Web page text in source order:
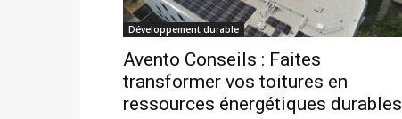
Développement durable
Avento Conseils : Faites
transformer vos toitures en
ressources énergétiques durables